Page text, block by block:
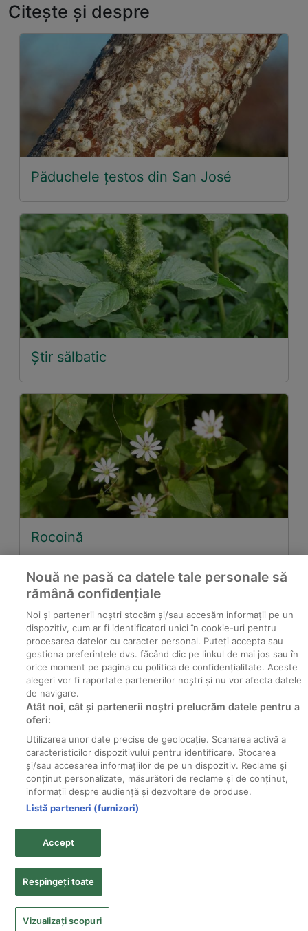
Citește și despre
Păduchele ţestos din San José
Știr sălbatic
Rocoină
Păduchele negru al sfeclei
© 2011-2026 Solarex - distribuitor pesticide producător;
toate drepturile rezervate.
Textele şi fotografiile sunt proprietatea titularilor de
Politica de confidențialitate
referitoare la calitate
Nouă ne pasă ca datele tale personale să
rămână confidențiale
Noi și partenerii noștri stocăm și/sau accesăm informații pe un
dispozitiv, cum ar fi identificatori unici în cookie-uri pentru
procesarea datelor cu caracter personal. Puteți accepta sau
gestiona preferințele dvs. făcând clic pe linkul de mai jos sau în
orice moment pe pagina cu politica de confidențialitate. Aceste
alegeri vor fi raportate partenerilor noștri și nu vor afecta datele
de navigare.
Atât noi, cât și partenerii noștri prelucrăm datele pentru a
oferi:
Utilizarea unor date precise de geolocație. Scanarea activă a
caracteristicilor dispozitivului pentru identificare. Stocarea
și/sau accesarea informațiilor de pe un dispozitiv. Reclame și
conținut personalizate, măsurători de reclame și de conținut,
informații despre audiență și dezvoltare de produse.
Listă parteneri (furnizori)
Accept
Respingeți toate
Vizualizați scopuri